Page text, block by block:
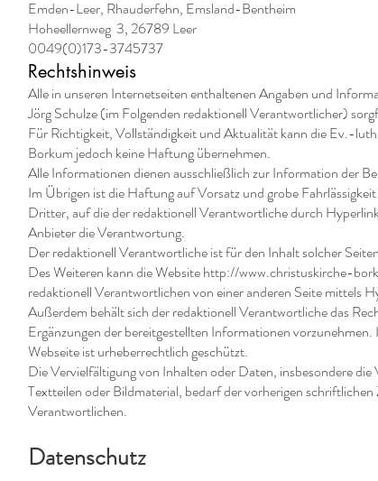
Emden-Leer, Rhauderfehn, Emsland-Bentheim
Hoheellernweg 3, 26789 Leer
0049(0)173-3745737
Rechtshinweis
Alle in unseren Internetseiten enthaltenen Angaben und
Jörg Schulze (im Folgenden redaktionell Verantwortlicher)
Für Richtigkeit, Vollständigkeit und Aktualität kann die Ev.-
Borkum jedoch keine Haftung übernehmen.
Alle Informationen dienen ausschließlich zur Information der
Im Übrigen ist die Haftung auf Vorsatz und grobe
Dritter, auf die der redaktionell Verantwortliche durch
Anbieter die Verantwortung.
Der redaktionell Verantwortliche ist für den Inhalt solcher
Des Weiteren kann die Websitehttp://www.christuskirche-
redaktionell Verantwortlichen von einer anderen Seite mittels
Außerdem behält sich der redaktionell Verantwortliche das
Ergänzungen der bereitgestellten Informationen
Webseite ist urheberrechtlich geschützt.
Die Vervielfältigung von Inhalten oder Daten, insbesondere die
Textteilen oder Bildmaterial, bedarf der vorherigen
Verantwortlichen.
Datenschutz